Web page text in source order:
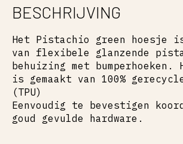
BESCHRIJVING
Het Pistachio green hoesje is
van flexibele glanzende
behuizing met bumperhoeken.
is gemaakt van 100%
(TPU)
Eenvoudig te bevestigen
goud gevulde hardware.